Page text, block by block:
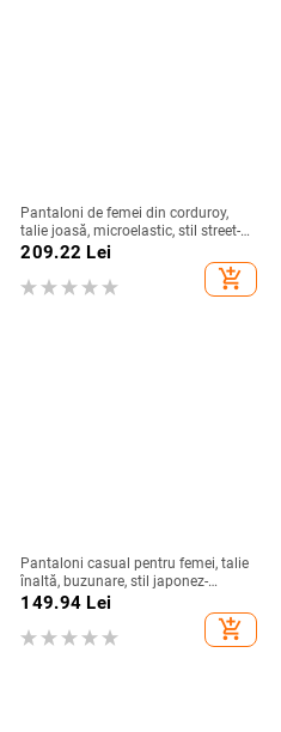
Pantaloni de femei din corduroy,
talie joasă, microelastic, stil street-
hipster, pantaloni casual, 95%
209.22 Lei
add_shopping_cart
Pantaloni casual pentru femei, talie
înaltă, buzunare, stil japonez-
coreean, conținut 70–80% poliester
149.94 Lei
add_shopping_cart